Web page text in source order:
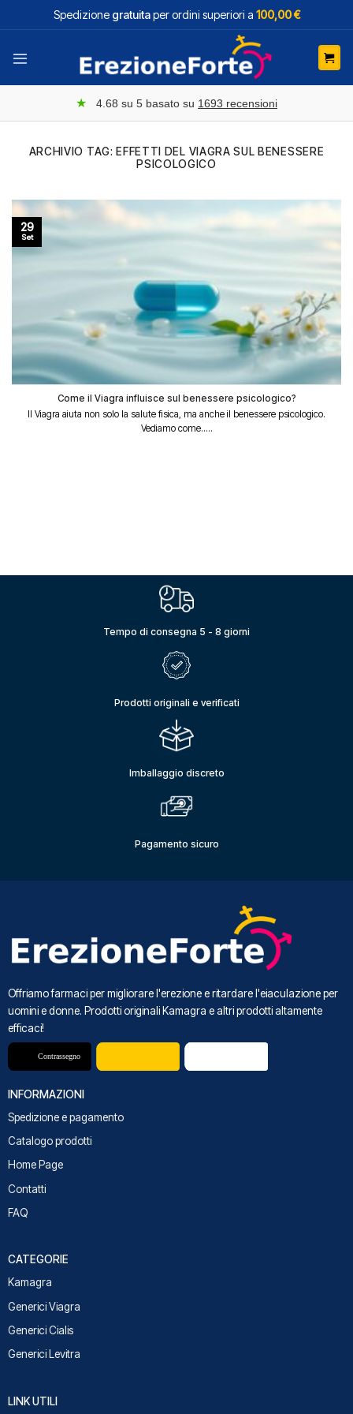
Spedizione gratuitaper ordini superiori a 100,00 €
★ 4.68 su 5 basato su 1693 recensioni
ARCHIVIO TAG: EFFETTI DEL VIAGRA SUL BENESSERE
PSICOLOGICO
Come il Viagra influisce sul benessere psicologico?
Il Viagra aiuta non solo la salute fisica, ma anche il benessere psicologico.
Vediamo come.....
29
Set
Tempo di consegna 5 - 8 giorni
Prodotti originali e verificati
Imballaggio discreto
Pagamento sicuro
Offriamo farmaci per migliorare l'erezione e ritardare l'eiaculazione per
uomini e donne. Prodotti originali Kamagra e altri prodotti altamente
efficaci!
INFORMAZIONI
Spedizione e pagamento
Catalogo prodotti
Home Page
Contatti
FAQ
CATEGORIE
Kamagra
Generici Viagra
Generici Cialis
Generici Levitra
LINK UTILI